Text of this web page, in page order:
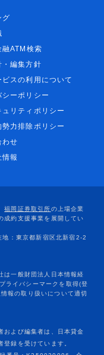
グ
融ATM検索
・編集方針
スの利用について
シーポリシー
リティポリシー
勢力排除ポリシー
わせ
報
および編集者は、日本貸金
録を受けています。